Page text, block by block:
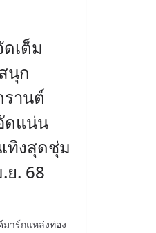
เต็ม
นุก
รานต์
ดแน่น
ทิงสุดชุ่ม
ย. 68
าร์กแหล่งท่อง